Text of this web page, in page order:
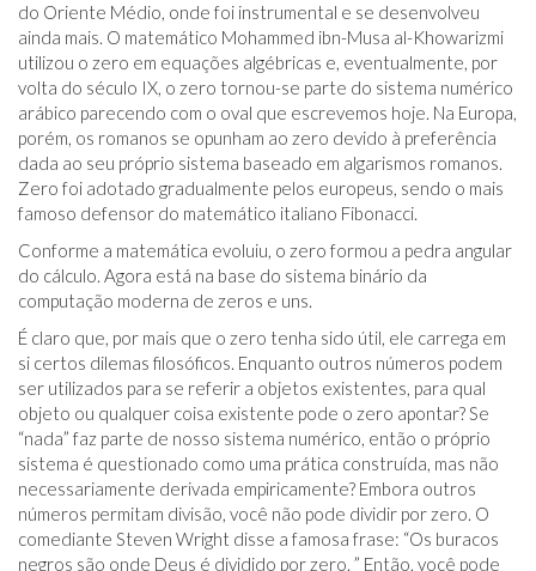
do Oriente Médio, onde foi instrumental e se desenvolveu
ainda mais. O matemático Mohammed ibn-Musa al-Khowarizmi
utilizou o zero em equações algébricas e, eventualmente, por
volta do século IX, o zero tornou-se parte do sistema numérico
arábico parecendo com o oval que escrevemos hoje. Na Europa,
porém, os romanos se opunham ao zero devido à preferência
dada ao seu próprio sistema baseado em algarismos romanos.
Zero foi adotado gradualmente pelos europeus, sendo o mais
famoso defensor do matemático italiano Fibonacci.
Conforme a matemática evoluiu, o zero formou a pedra angular
do cálculo. Agora está na base do sistema binário da
computação moderna de zeros e uns.
É claro que, por mais que o zero tenha sido útil, ele carrega em
si certos dilemas filosóficos. Enquanto outros números podem
ser utilizados para se referir a objetos existentes, para qual
objeto ou qualquer coisa existente pode o zero apontar? Se
“nada” faz parte de nosso sistema numérico, então o próprio
sistema é questionado como uma prática construída, mas não
necessariamente derivada empiricamente? Embora outros
números permitam divisão, você não pode dividir por zero. O
comediante Steven Wright disse a famosa frase: “Os buracos
negros são onde Deus é dividido por zero. ” Então, você pode